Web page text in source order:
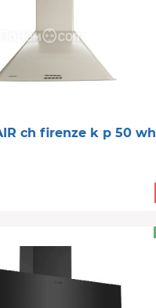
ch firenze k p 50 wh